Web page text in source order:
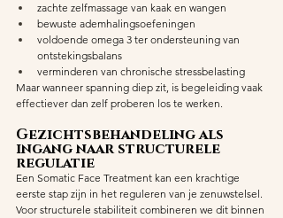
zachte zelfmassage van kaak en wangen
bewuste ademhalingsoefeningen
voldoende omega 3 ter ondersteuning van
ontstekingsbalans
verminderen van chronische stressbelasting
Maar wanneer spanning diep zit, is begeleiding vaak
effectiever dan zelf proberen los te werken.
Gezichtsbehandeling als
ingang naar structurele
regulatie
Een Somatic Face Treatment kan een krachtige
eerste stap zijn in het reguleren van je zenuwstelsel.
Voor structurele stabiliteit combineren we dit binnen